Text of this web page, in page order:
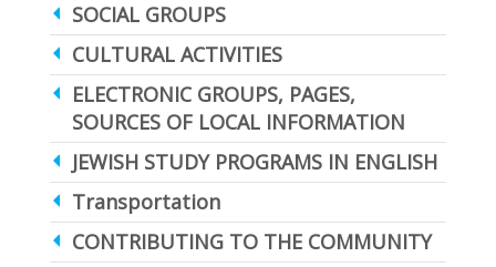
SOCIAL GROUPS
CULTURAL ACTIVITIES
ELECTRONIC GROUPS, PAGES,
SOURCES OF LOCAL INFORMATION
JEWISH STUDY PROGRAMS IN ENGLISH
Transportation
CONTRIBUTING TO THE COMMUNITY